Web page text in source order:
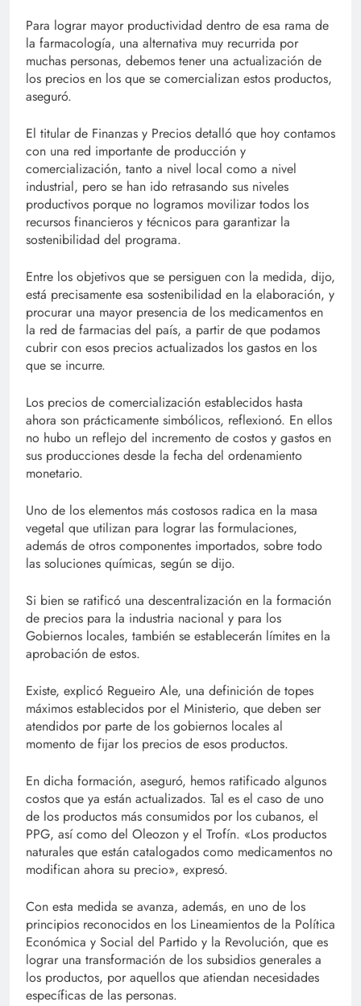
Para lograr mayor productividad dentro de esa rama de
la farmacología, una alternativa muy recurrida por
muchas personas, debemos tener una actualización de
los precios en los que se comercializan estos productos,
aseguró.
El titular de Finanzas y Precios detalló que hoy contamos
con una red importante de producción y
comercialización, tanto a nivel local como a nivel
industrial, pero se han ido retrasando sus niveles
productivos porque no logramos movilizar todos los
recursos financieros y técnicos para garantizar la
sostenibilidad del programa.
Entre los objetivos que se persiguen con la medida, dijo,
está precisamente esa sostenibilidad en la elaboración, y
procurar una mayor presencia de los medicamentos en
la red de farmacias del país, a partir de que podamos
cubrir con esos precios actualizados los gastos en los
que se incurre.
Los precios de comercialización establecidos hasta
ahora son prácticamente simbólicos, reflexionó. En ellos
no hubo un reflejo del incremento de costos y gastos en
sus producciones desde la fecha del ordenamiento
monetario.
Uno de los elementos más costosos radica en la masa
vegetal que utilizan para lograr las formulaciones,
además de otros componentes importados, sobre todo
las soluciones químicas, según se dijo.
Si bien se ratificó una descentralización en la formación
de precios para la industria nacional y para los
Gobiernos locales, también se establecerán límites en la
aprobación de estos.
Existe, explicó Regueiro Ale, una definición de topes
máximos establecidos por el Ministerio, que deben ser
atendidos por parte de los gobiernos locales al
momento de fijar los precios de esos productos.
En dicha formación, aseguró, hemos ratificado algunos
costos que ya están actualizados. Tal es el caso de uno
de los productos más consumidos por los cubanos, el
PPG, así como del Oleozon y el Trofín. «Los productos
naturales que están catalogados como medicamentos no
modifican ahora su precio», expresó.
Con esta medida se avanza, además, en uno de los
principios reconocidos en los Lineamientos de la Política
Económica y Social del Partido y la Revolución, que es
lograr una transformación de los subsidios generales a
los productos, por aquellos que atiendan necesidades
específicas de las personas.